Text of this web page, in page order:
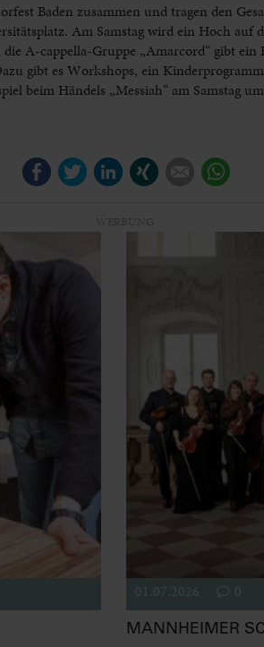
Baden zusammen und tragen den
Am Samstag wird ein Hoch auf
A-cappella-Gruppe „Amarcord“ gibt
gibt es Workshops, ein
beim Händels „Messiah“ am Samstag
FacebookTwitterLinkedIn E-mail
01.07.2026 0
MANNHEIMER